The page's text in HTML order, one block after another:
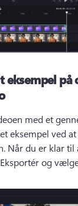
eksempel
med et
eksempel ved
Når du er klar til
og